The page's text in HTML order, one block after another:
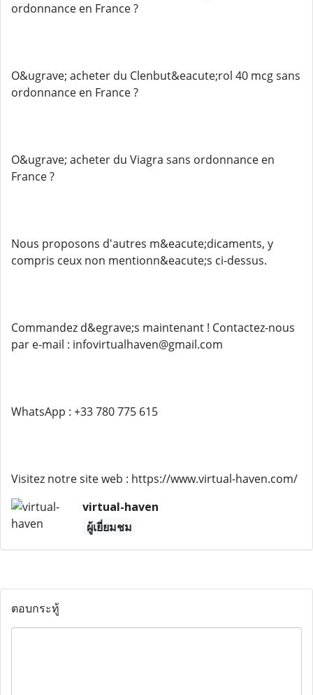
ordonnance en France ?
O&ugrave; acheter du Clenbut&eacute;rol 40 mcg sans
ordonnance en France ?
O&ugrave; acheter du Viagra sans ordonnance en
France ?
Nous proposons d'autres m&eacute;dicaments, y
compris ceux non mentionn&eacute;s ci-dessus.
Commandez d&egrave;s maintenant ! Contactez-nous
par e-mail : infovirtualhaven@gmail.com
WhatsApp : +33 780 775 615
Visitez notre site web : https://www.virtual-haven.com/
virtual-haven
ผู้เยี่ยมชม
ตอบกระทู้